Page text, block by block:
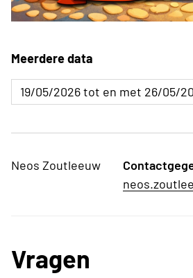
Meerdere data
19/05/2026 tot en met 26/05/
Neos Zoutleeuw
Vragen